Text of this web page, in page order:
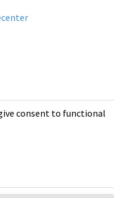
consent to functional